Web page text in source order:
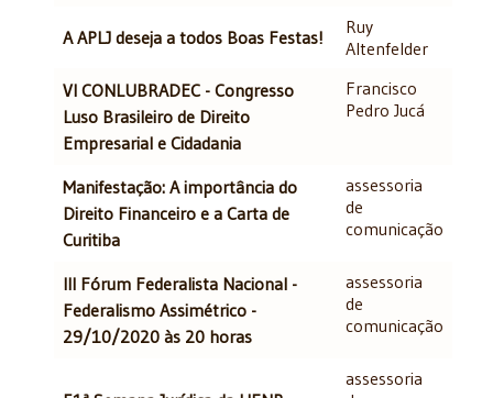
A APLJ deseja a todos Boas Festas!
Ruy
Altenfelder
VI CONLUBRADEC - Congresso
Luso Brasileiro de Direito
Empresarial e Cidadania
Francisco
Pedro Jucá
Manifestação: A importância do
Direito Financeiro e a Carta de
Curitiba
assessoria
de
comunicação
III Fórum Federalista Nacional -
Federalismo Assimétrico -
29/10/2020 às 20 horas
assessoria
de
comunicação
assessoria